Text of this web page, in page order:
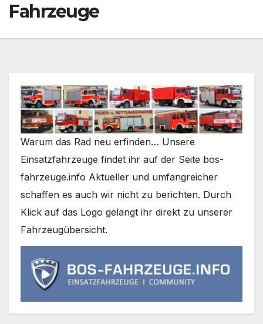
Fahrzeuge
Warum das Rad neu erfinden… Unsere
Einsatzfahrzeuge findet ihr auf der Seite bos-
fahrzeuge.info Aktueller und umfangreicher
schaffen es auch wir nicht zu berichten. Durch
Klick auf das Logo gelangt ihr direkt zu unserer
Fahrzeugübersicht.